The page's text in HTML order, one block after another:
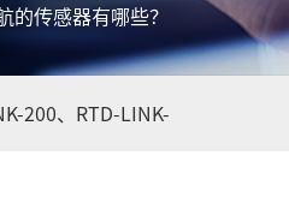
的传感器有哪些？
200、 RTD-LINK-200、